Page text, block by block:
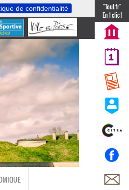
de confidentialité
"Toul.fr"
En 1 clic !